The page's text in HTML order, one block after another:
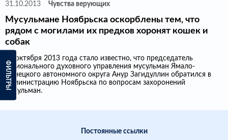
ФИЛЬТРЫ
31.10.2013 Чувства верующих
Мусульмане Ноябрьска оскорблены тем, что
рядом с могилами их предков хоронят кошек и
собак
31 октября 2013 года стало известно, что председатель
Регионального духовного управления мусульман Ямало-
Ненецкого автономного округа Анур Загидуллин обратился в
администрацию Ноябрьска по вопросам захоронений
мусульман.
Постоянные ссылки